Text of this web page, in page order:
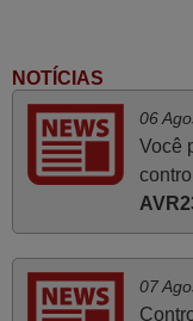
Já recebi o
origem mas
Boa noite. Dando
do vosso email
NOTÍCIAS
06
Você
07